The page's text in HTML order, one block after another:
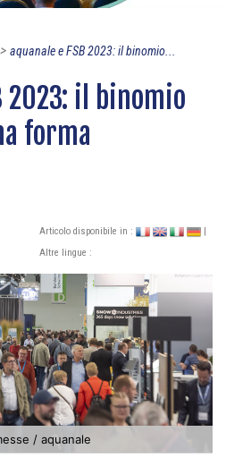
> aquanale e FSB 2023: il binomio...
2023: il binomio
forma
Articolo disponibile in :
|
Altre lingue :
/ aquanale